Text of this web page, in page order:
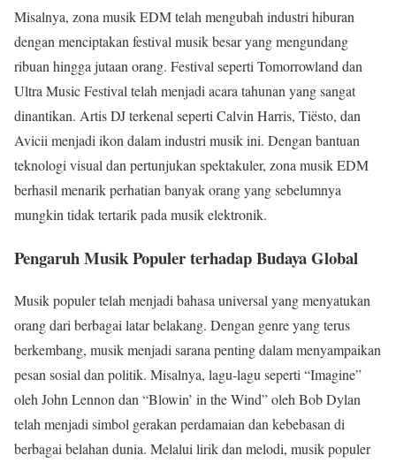
Misalnya, zona musik EDM telah mengubah industri hiburan
dengan menciptakan festival musik besar yang mengundang
ribuan hingga jutaan orang. Festival seperti Tomorrowland dan
Ultra Music Festival telah menjadi acara tahunan yang sangat
dinantikan. Artis DJ terkenal seperti Calvin Harris, Tiësto, dan
Avicii menjadi ikon dalam industri musik ini. Dengan bantuan
teknologi visual dan pertunjukan spektakuler, zona musik EDM
berhasil menarik perhatian banyak orang yang sebelumnya
mungkin tidak tertarik pada musik elektronik.
Pengaruh Musik Populer terhadap Budaya Global
Musik populer telah menjadi bahasa universal yang menyatukan
orang dari berbagai latar belakang. Dengan genre yang terus
berkembang, musik menjadi sarana penting dalam menyampaikan
pesan sosial dan politik. Misalnya, lagu-lagu seperti “Imagine”
oleh John Lennon dan “Blowin’ in the Wind” oleh Bob Dylan
telah menjadi simbol gerakan perdamaian dan kebebasan di
berbagai belahan dunia. Melalui lirik dan melodi, musik populer